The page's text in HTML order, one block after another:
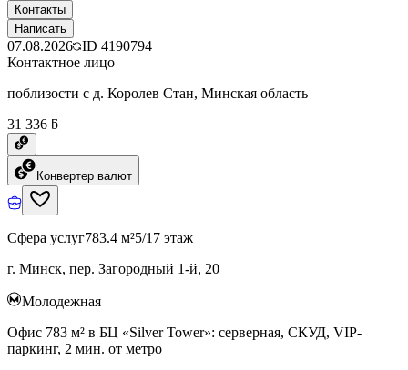
Контакты
Написать
07.08.2026 ID 4190794
Контактное лицо
поблизости с д. Королев Стан, Минская область
31 336 ƃ
Конвертер валют
Сфера услуг783.4 м²5/17 этаж
г. Минск, пер. Загородный 1-й, 20
Молодежная
Офис 783 м² в БЦ «Silver Tower»: серверная, СКУД, VIP-
паркинг, 2 мин. от метро